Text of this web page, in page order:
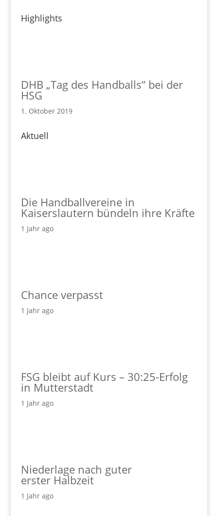
Highlights
DHB „Tag des Handballs“ bei der
HSG
1. Oktober 2019
Aktuell
Die Handballvereine in
Kaiserslautern bündeln ihre Kräfte
1 Jahr ago
Chance verpasst
1 Jahr ago
FSG bleibt auf Kurs – 30:25-Erfolg
in Mutterstadt
1 Jahr ago
Niederlage nach guter
erster Halbzeit
1 Jahr ago